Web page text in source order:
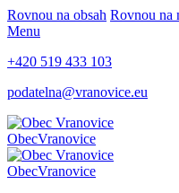
Rovnou na obsah Rovnou na
Menu
+420 519 433 103
podatelna@vranovice.eu
ObecVranovice
ObecVranovice